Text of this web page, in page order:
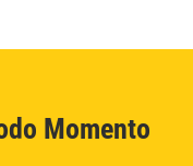
Momento